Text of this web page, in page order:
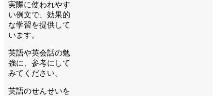
実際に使われやす
い例文で、効果的
な学習を提供して
います。
英語や英会話の勉
強に、参考にして
みてください。
英語のせんせいを